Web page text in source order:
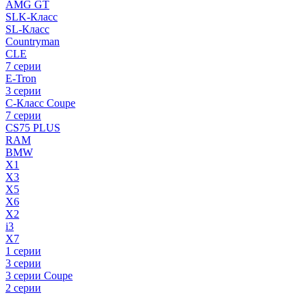
AMG GT
SLK-Класс
SL-Класс
Countryman
CLE
7 серии
E-Tron
3 серии
C-Класс Coupe
7 серии
CS75 PLUS
RAM
BMW
X1
X3
X5
X6
X2
i3
X7
1 серии
3 серии
3 серии Coupe
2 серии